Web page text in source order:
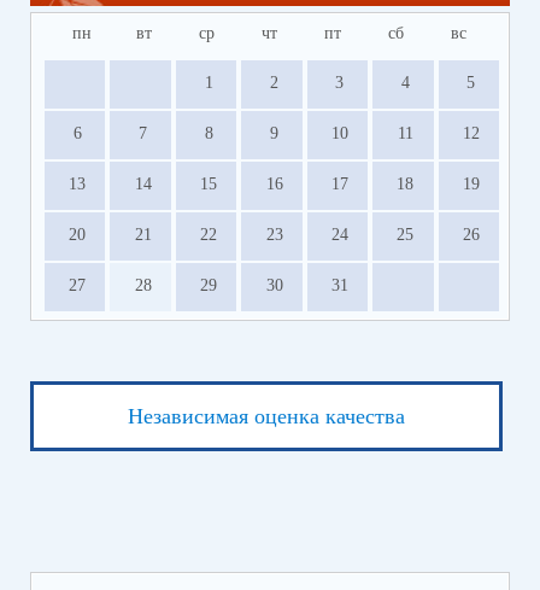
пн вт ср чт пт сб вс
1 2 3 4 5
6 7 8 9 10 11 12
13 14 15 16 17 18 19
20 21 22 23 24 25 26
27 28 29 30 31
Независимая оценка качества